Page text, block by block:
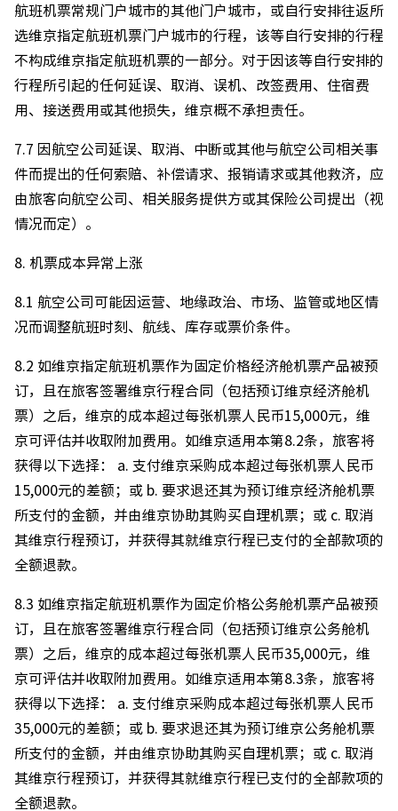
航班机票常规门户城市的其他门户城市，或自行安排往返所
选维京指定航班机票门户城市的行程，该等自行安排的行程
不构成维京指定航班机票的一部分。对于因该等自行安排的
行程所引起的任何延误、取消、误机、改签费用、住宿费
用、接送费用或其他损失，维京概不承担责任。
7.7 因航空公司延误、取消、中断或其他与航空公司相关事
件而提出的任何索赔、补偿请求、报销请求或其他救济，应
由旅客向航空公司、相关服务提供方或其保险公司提出（视
情况而定）。
8. 机票成本异常上涨
8.1 航空公司可能因运营、地缘政治、市场、监管或地区情
况而调整航班时刻、航线、库存或票价条件。
8.2 如维京指定航班机票作为固定价格经济舱机票产品被预
订，且在旅客签署维京行程合同（包括预订维京经济舱机
票）之后，维京的成本超过每张机票人民币15,000元，维
京可评估并收取附加费用。如维京适用本第8.2条，旅客将
获得以下选择： a. 支付维京采购成本超过每张机票人民币
15,000元的差额；或 b. 要求退还其为预订维京经济舱机票
所支付的金额，并由维京协助其购买自理机票；或 c. 取消
其维京行程预订，并获得其就维京行程已支付的全部款项的
全额退款。
8.3 如维京指定航班机票作为固定价格公务舱机票产品被预
订，且在旅客签署维京行程合同（包括预订维京公务舱机
票）之后，维京的成本超过每张机票人民币35,000元，维
京可评估并收取附加费用。如维京适用本第8.3条，旅客将
获得以下选择： a. 支付维京采购成本超过每张机票人民币
35,000元的差额；或 b. 要求退还其为预订维京公务舱机票
所支付的金额，并由维京协助其购买自理机票；或 c. 取消
其维京行程预订，并获得其就维京行程已支付的全部款项的
全额退款。